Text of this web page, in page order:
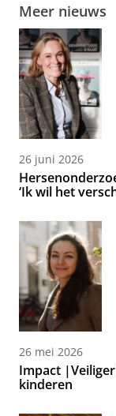
Meer nieuws
26 juni 2026
‘Ik wil het
26 mei 2026
Impact
kinderen